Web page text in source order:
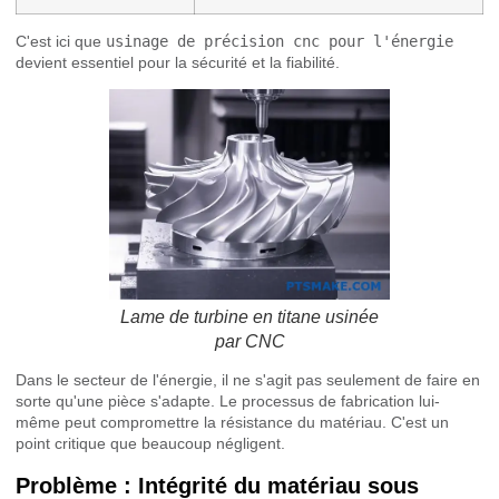
C'est ici que usinage de précision cnc pour l'énergie
devient essentiel pour la sécurité et la fiabilité.
Lame de turbine en titane usinée
par CNC
Dans le secteur de l'énergie, il ne s'agit pas seulement de faire en
sorte qu'une pièce s'adapte. Le processus de fabrication lui-
même peut compromettre la résistance du matériau. C'est un
point critique que beaucoup négligent.
Problème : Intégrité du matériau sous